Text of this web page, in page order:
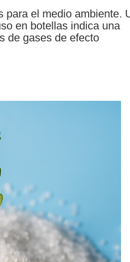
para el medio ambiente.
en botellas indica una
de gases de efecto